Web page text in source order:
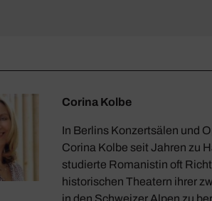
Corina Kolbe
In Berlins Konzertsälen und
Corina Kolbe seit Jahren zu
studierte Romanistin oft
historischen Theatern ihrer
in den Schweizer Alpen zu